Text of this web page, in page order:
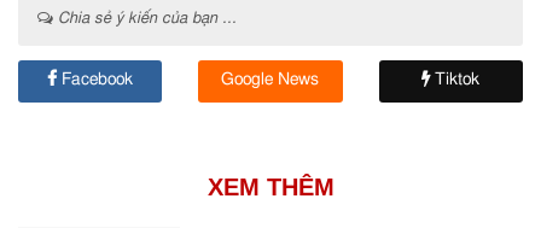
Chia sẻ ý kiến của bạn ...
Facebook Google News Tiktok
XEM THÊM